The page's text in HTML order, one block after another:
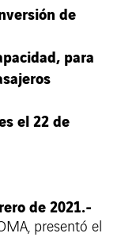
de
para
el 22 de
de 2021.-
presentó el